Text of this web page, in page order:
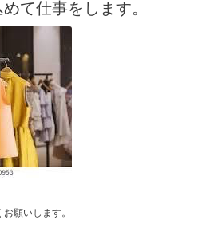
て仕事をします。
願いします。